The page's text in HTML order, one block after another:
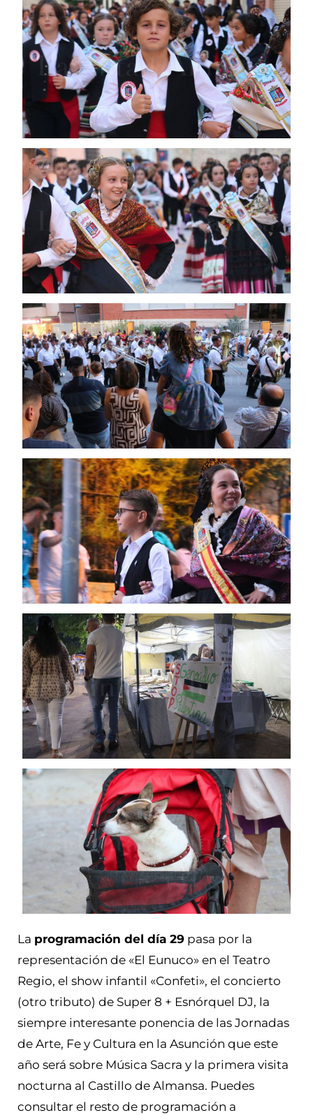
La programación del día 29 pasa por la
representación de «El Eunuco» en el Teatro
Regio, el show infantil «Confeti», el concierto
(otro tributo) de Super 8 + Esnórquel DJ, la
siempre interesante ponencia de las Jornadas
de Arte, Fe y Cultura en la Asunción que este
año será sobre Música Sacra y la primera visita
nocturna al Castillo de Almansa. Puedes
consultar el resto de programación a